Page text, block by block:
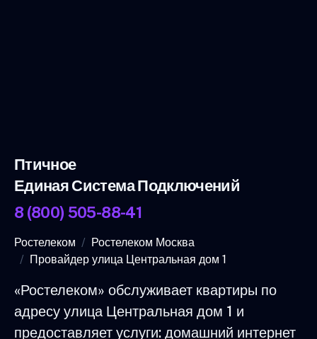
Птичное
Единая Система Подключений
8 (800) 505-88-41
Ростелеком
Ростелеком Москва
Провайдер улица Центральная дом 1
«Ростелеком» обслуживает квартиры по
адресу улица Центральная дом 1 и
предоставляет услуги: домашний интернет